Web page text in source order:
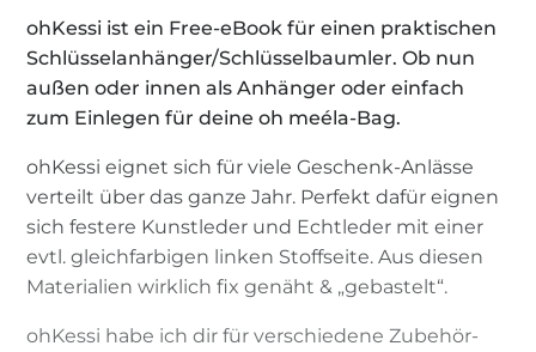
ohKessi ist ein Free-eBook für einen praktischen
Schlüsselanhänger/Schlüsselbaumler. Ob nun
außen oder innen als Anhänger oder einfach
zum Einlegen für deine oh meéla-Bag.
ohKessi eignet sich für viele Geschenk-Anlässe
verteilt über das ganze Jahr. Perfekt dafür eignen
sich festere Kunstleder und Echtleder mit einer
evtl. gleichfarbigen linken Stoffseite. Aus diesen
Materialien wirklich fix genäht & „gebastelt“.
ohKessi habe ich dir für verschiedene Zubehör-